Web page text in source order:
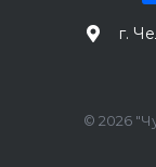
г.
© 2026